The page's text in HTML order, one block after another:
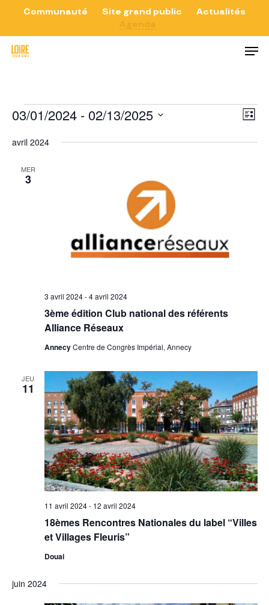
main
Communauté Site grand public
Actualités
Évènements Liste
03/01/2024 - 02/13/2025
date.
avril 2024
MER
3
3ème édition Club national des référents
Alliance Réseaux
3 avril 2024-4 avril 2024
AnnecyCentre de Congrès Impérial, Annecy
JEU
11
18èmes Rencontres Nationales du label “Villes
et Villages Fleuris”
11 avril 2024- 12 avril 2024
Douai
juin 2024
Close
Menu